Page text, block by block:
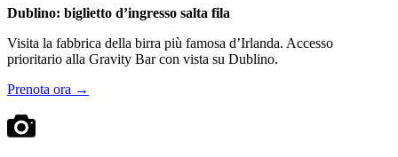
Dublino: biglietto d’ingresso salta fila
Visita la fabbrica della birra più famosa d’Irlanda. Accesso
prioritario alla Gravity Bar con vista su Dublino.
Prenota ora →